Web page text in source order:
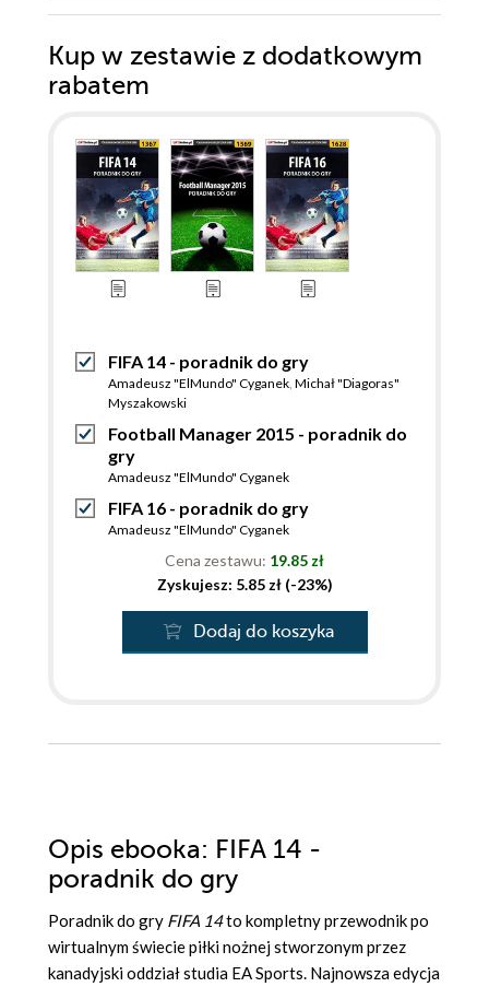
Kup w zestawie z dodatkowym
rabatem
FIFA 14 - poradnik do gry
Amadeusz "ElMundo" Cyganek Michał "Diagoras"
Myszakowski
Football Manager 2015 - poradnik do
gry
Amadeusz "ElMundo" Cyganek
FIFA 16 - poradnik do gry
Amadeusz "ElMundo" Cyganek
Cena zestawu: 19.85 zł
Zyskujesz: 5.85 zł (-23%)
Dodaj do koszyka
Opis ebooka: FIFA 14 -
poradnik do gry
Poradnik do gry FIFA 14to kompletny przewodnik po
wirtualnym świecie piłki nożnej stworzonym przez
kanadyjski oddział studia EA Sports. Najnowsza edycja